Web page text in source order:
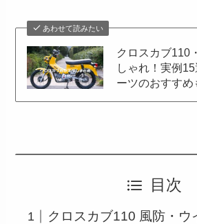
あわせて読みたい
クロスカブ110
しゃれ！実例
ーツのおすすめ
目次
クロスカブ110 風防・ウ